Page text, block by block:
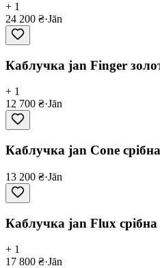
+ 1
24 200 ₴·Jān
Каблучка jan Finger
+ 1
12 700 ₴·Jān
Каблучка jan Cone срібна
13 200 ₴·Jān
Каблучка jan Flux срібна
+ 1
17 800 ₴·Jān